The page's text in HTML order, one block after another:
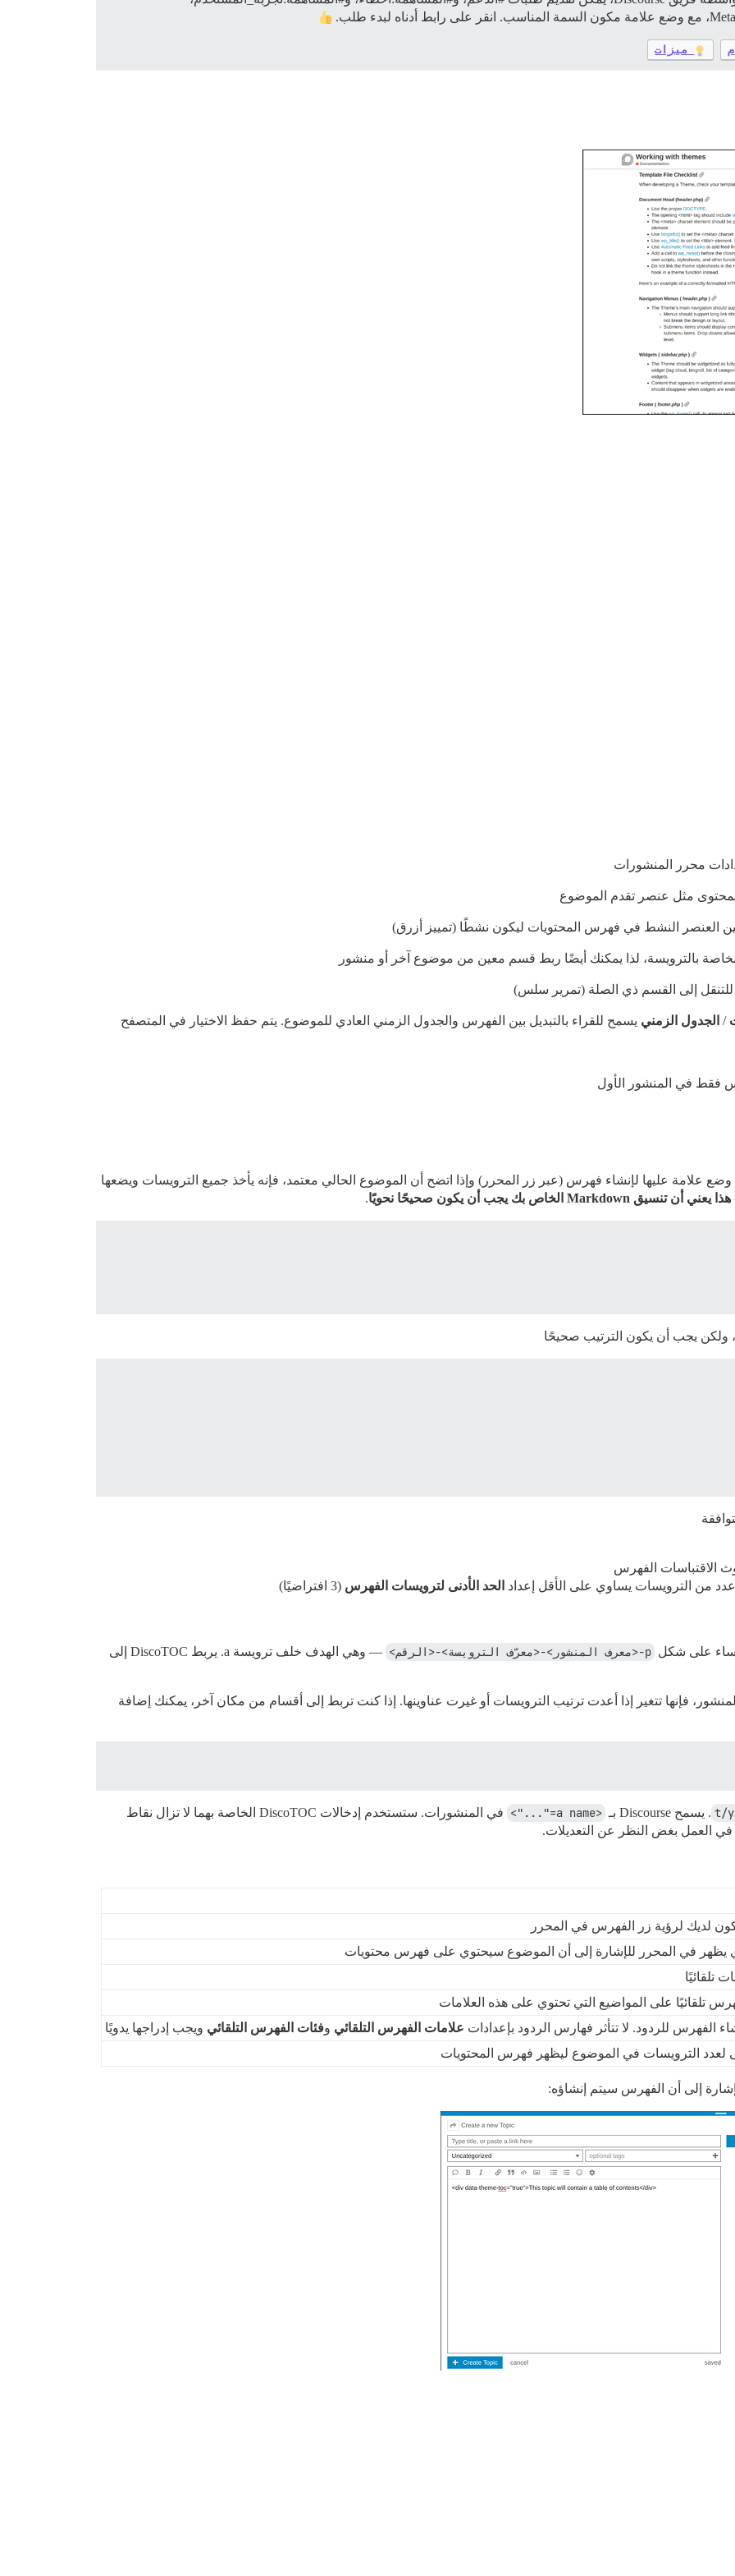
ميزات
محرر المنشورات
مثل عنصر تقدم الموضوع
العنصر النشط في فهرس المحتويات ليكون نشطًا (تمييز أزرق)
بالترويسة، لذا يمكنك أيضًا ربط قسم معين من موضوع آخر أو منشور
إلى القسم ذي الصلة (تمرير سلس)
/ الجدول الزمني يسمح للقراء بالتبديل بين الفهرس والجدول الزمني العادي للموضوع. يتم حفظ الاختيار في المتصفح
فقط في المنشور الأول
علامة عليها لإنشاء فهرس (عبر زر المحرر) وإذا اتضح أن الموضوع الحالي معتمد، فإنه يأخذ جميع الترويسات ويضعها
هذا يعني أن تنسيق Markdown الخاص بك يجب أن يكون صحيحًا نحويًا .
ولكن يجب أن يكون الترتيب صحيحًا
الاقتباسات الفهرس
من الترويسات يساوي على الأقل إعداد الحد الأدنى لترويسات الفهرس (3 افتراضيًا)
على شكل p-<معرف المنشور>-<معرّف الترويسة>-<الرقم> — وهي الهدف خلف ترويسة a. يربط DiscoTOC إلى
فإنها تتغير إذا أعدت ترتيب الترويسات أو غيرت عناوينها. إذا كنت تربط إلى أقسام من مكان آخر، يمكنك إضافة
. يسمح Discourse بـ <a name="...">
في المنشورات. ستستخدم إدخالات DiscoTOC الخاصة بهما لا تزال نقاط
العمل بغض النظر عن التعديلات.
لديك لرؤية زر الفهرس في المحرر
يظهر في المحرر للإشارة إلى أن الموضوع سيحتوي على فهرس محتويات
تلقائيًا
تلقائيًا على المواضيع التي تحتوي على هذه العلامات
الفهرس للردود. لا تتأثر فهارس الردود بإعدادات علامات الفهرس التلقائي وفئات الفهرس التلقائي ويجب إدراجها يدويًا
لعدد الترويسات في الموضوع ليظهر فهرس المحتويات
إلى أن الفهرس سيتم إنشاؤه: